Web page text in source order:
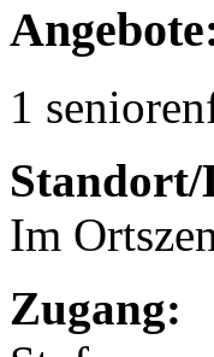
1
Standort/
Im
Zugang: